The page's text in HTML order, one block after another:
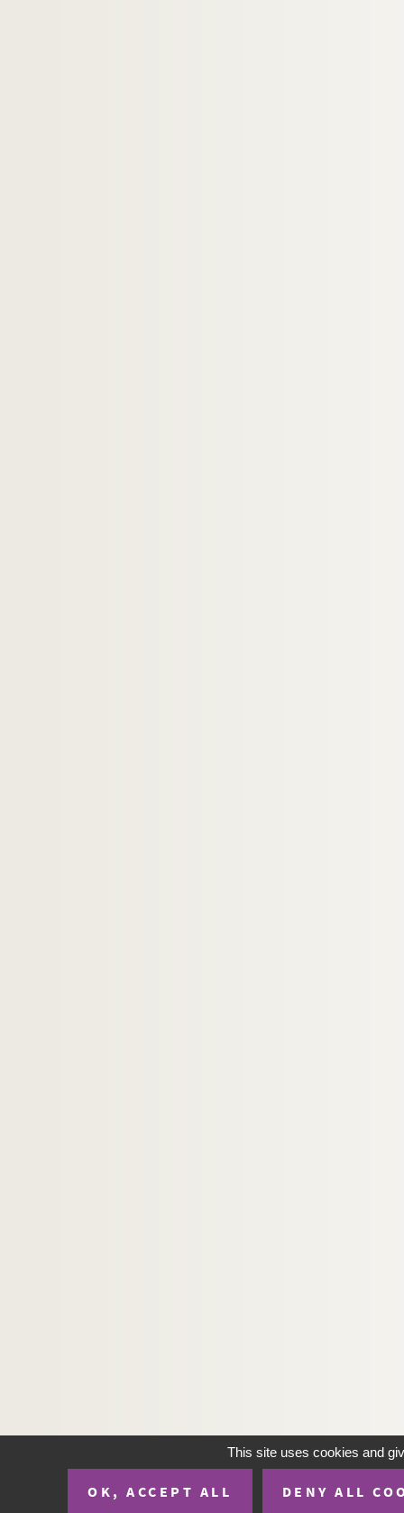
This site uses cookies and
OK, ACCEPT ALL DENY ALL